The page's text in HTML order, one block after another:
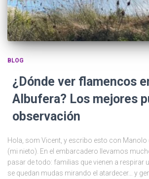
BLOG
¿Dónde ver flamencos
Albufera? Los mejores
observación
Hola, som Vicent, y escribo esto con Manolo
(mi nieto). En el embarcadero llevamos
pasar de todo: familias que vienen a respirar
se quedan mudas mirando el atardecer… y